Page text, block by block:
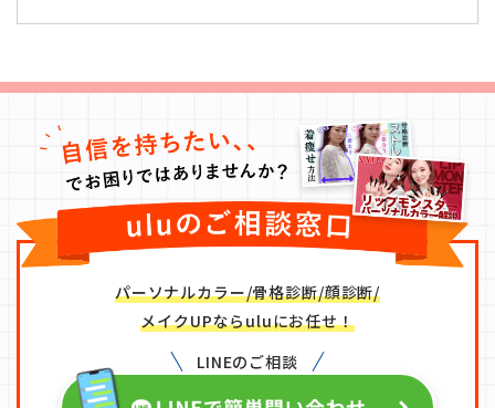
パーソナルカラー/骨格診断/顔診断/
メイクUPならuluにお任せ！
LINEのご相談